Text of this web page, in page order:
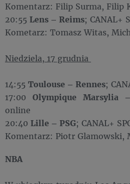
Komentarz: Filip Surma, Filip
20:55 Lens – Reims; CANAL+
Kometarz: Tomasz Witas,
Niedziela, 17 grudnia
14:55 Toulouse – Rennes;
17:00Olympique Marsylia
online
20:40 Lille – PSG; CANAL+
Komentarz: Piotr Glamowski,
NBA